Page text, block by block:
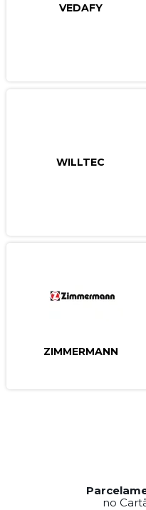
VEDAFY
WILLTEC
ZIMMERMANN
no